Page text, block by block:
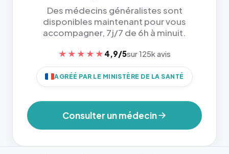
Des médecins généralistes sont
disponibles maintenant pour vous
accompagner, 7j/7 de 6h à minuit.
★★★★★ 4,9/5sur 125k avis
AGRÉÉ PAR LE MINISTÈRE DE LA SANTÉ
Consulter un médecin